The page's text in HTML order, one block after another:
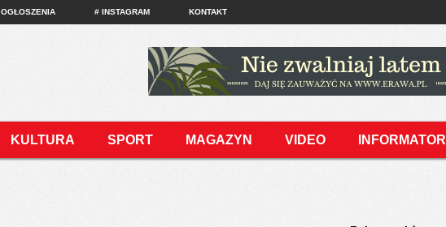
OGŁOSZENIA # INSTAGRAM KONTAKT
KULTURA SPORT MAGAZYN VIDEO INFORMATOR